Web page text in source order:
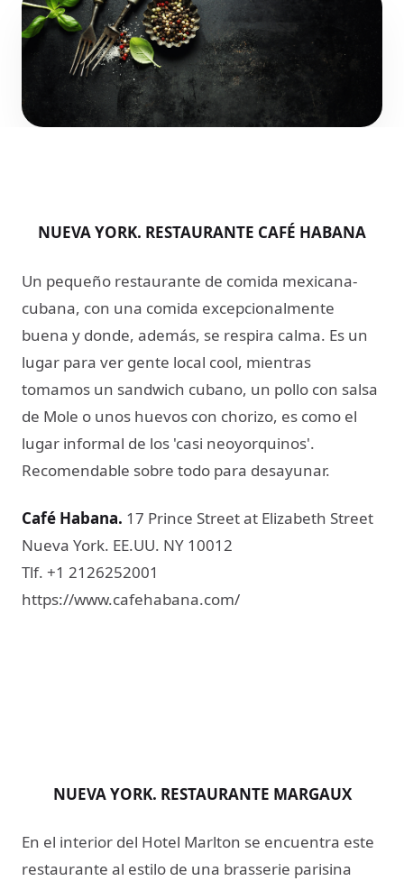
NUEVA YORK. RESTAURANTE CAFÉ HABANA
Un pequeño restaurante de comida mexicana-
cubana, con una comida excepcionalmente
buena y donde, además, se respira calma. Es un
lugar para ver gente local cool, mientras
tomamos un sandwich cubano, un pollo con salsa
de Mole o unos huevos con chorizo, es como el
lugar informal de los 'casi neoyorquinos'.
Recomendable sobre todo para desayunar.
Café Habana​. 17 Prince Street at Elizabeth Street
Nueva York. EE.UU. NY 10012
Tlf. +1 2126252001
https://www.cafehabana.com/
NUEVA YORK. RESTAURANTE MARGAUX
En el interior del Hotel Marlton se encuentra este
restaurante al estilo de una brasserie parisina